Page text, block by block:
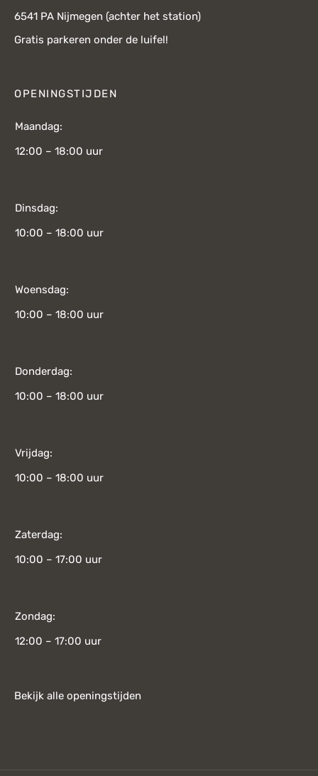
6541 PA Nijmegen (achter het station)
Gratis parkeren onder de luifel!
OPENINGSTIJDEN
Maandag:
12:00 – 18:00 uur
Dinsdag:
10:00 – 18:00 uur
Woensdag:
10:00 – 18:00 uur
Donderdag:
10:00 – 18:00 uur
Vrijdag:
10:00 – 18:00 uur
Zaterdag:
10:00 – 17:00 uur
Zondag:
12:00 – 17:00 uur
Bekijk alle openingstijden